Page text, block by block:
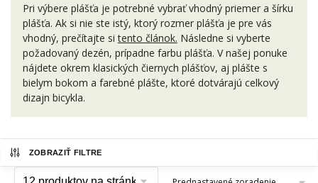
Pri výbere plášťa je potrebné vybrať vhodný priemer a šírku
plášťa. Ak si nie ste istý, ktorý rozmer plášťa je pre vás
vhodný, prečítajte sitento článok. Následne si vyberte
požadovaný dezén, prípadne farbu plášťa. V našej ponuke
nájdete okrem klasických čiernych plášťov, aj plášte s
bielym bokom a farebné plášte, ktoré dotvárajú celkový
dizajn bicykla.
ZOBRAZIŤ FILTRE